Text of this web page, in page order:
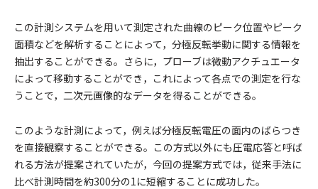
この計測システムを用いて測定された曲線のピーク位置やピーク
面積などを解析することによって，分極反転挙動に関する情報を
抽出することができる。さらに，プローブは微動アクチュエータ
によって移動することができ，これによって各点での測定を行な
うことで，二次元画像的なデータを得ることができる。
このような計測によって，例えば分極反転電圧の面内のばらつき
を直接観察することができる。この方式以外にも圧電応答と呼ば
れる方法が提案されていたが，今回の提案方式では，従来手法に
比べ計測時間を約300分の1に短縮することに成功した。